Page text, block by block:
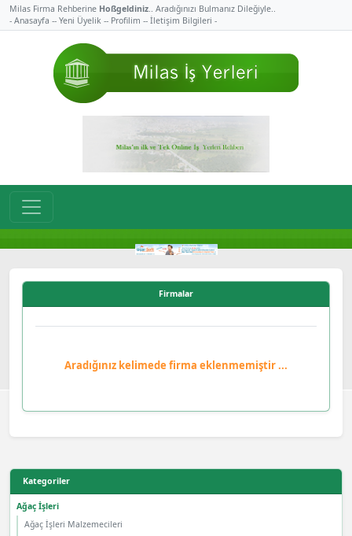
Milas Firma Rehberine Hoßgeldiniz.. Aradığınızı Bulmanız Dileğiyle..
- Anasayfa -- Yeni Üyelik -- Profilim -- İletişim Bilgileri -
Kategoriler
Ağaç İşleri
Ağaç İşleri Malzemecileri
Firmalar
Aradığınız kelimede firma eklenmemiştir ...